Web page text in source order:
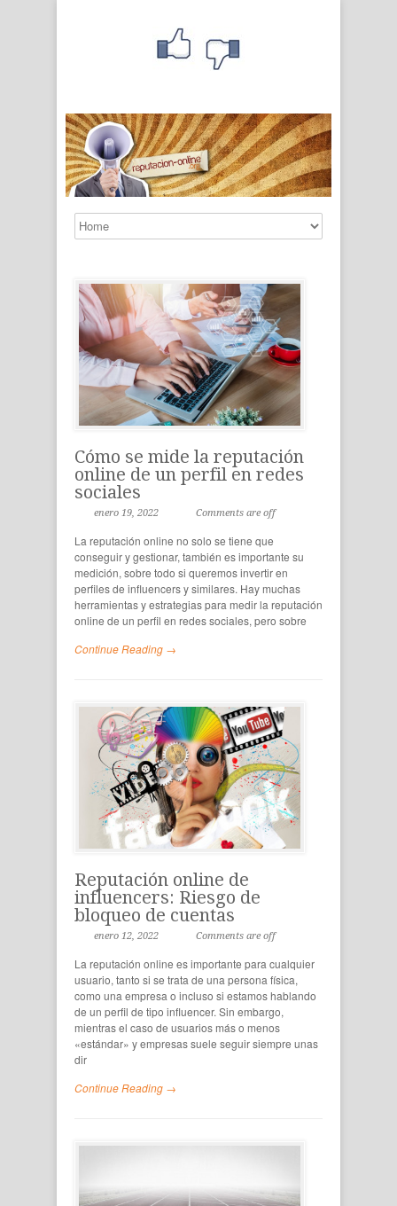
Cómo se mide la reputación
online de un perfil en redes
sociales
enero 19, 2022 Comments are off
La reputación online no solo se tiene que
conseguir y gestionar, también es importante su
medición, sobre todo si queremos invertir en
perfiles de influencers y similares. Hay muchas
herramientas y estrategias para medir la reputación
online de un perfil en redes sociales, pero sobre
Continue Reading →
Reputación online de
influencers: Riesgo de
bloqueo de cuentas
enero 12, 2022 Comments are off
La reputación online es importante para cualquier
usuario, tanto si se trata de una persona física,
como una empresa o incluso si estamos hablando
de un perfil de tipo influencer. Sin embargo,
mientras el caso de usuarios más o menos
«estándar» y empresas suele seguir siempre unas
dir
Continue Reading →